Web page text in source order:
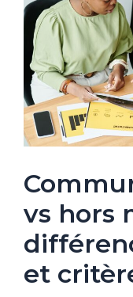
vs hors
et